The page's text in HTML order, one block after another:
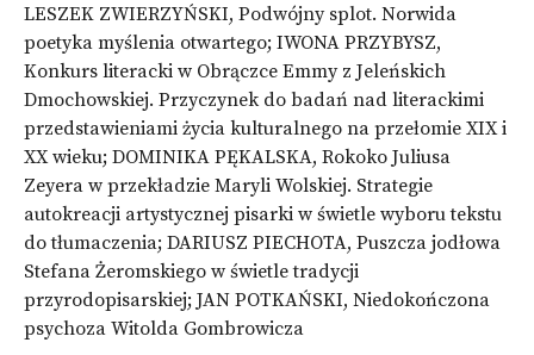
LESZEK ZWIERZYŃSKI, Podwójny splot. Norwida
poetyka myślenia otwartego; IWONA PRZYBYSZ,
Konkurs literacki w Obrączce Emmy z Jeleńskich
Dmochowskiej. Przyczynek do badań nad literackimi
przedstawieniami życia kulturalnego na przełomie XIX i
XX wieku; DOMINIKA PĘKALSKA, Rokoko Juliusa
Zeyera w przekładzie Maryli Wolskiej. Strategie
autokreacji artystycznej pisarki w świetle wyboru tekstu
do tłumaczenia; DARIUSZ PIECHOTA, Puszcza jodłowa
Stefana Żeromskiego w świetle tradycji
przyrodopisarskiej; JAN POTKAŃSKI, Niedokończona
psychoza Witolda Gombrowicza